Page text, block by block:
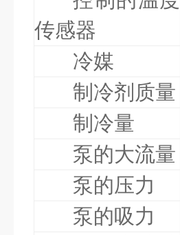
传感器
冷媒
制冷剂质量
制冷量
泵的大流量
泵的压力
泵的吸力